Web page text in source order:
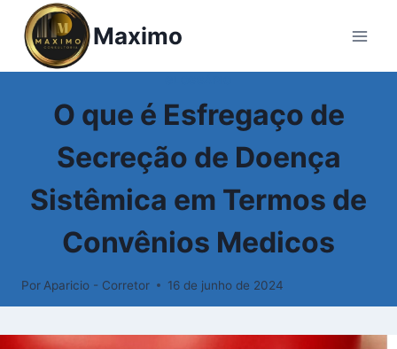
Pular
para
Maximo
O que é Esfregaço de
Secreção de Doença
Sistêmica em Termos de
Convênios Medicos
Por Aparicio - Corretor 16 de junho de 2024